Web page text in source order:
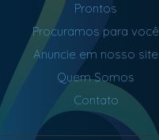
Prontos
Procuramos para você
Anuncie em nosso site
Quem Somos
Contato